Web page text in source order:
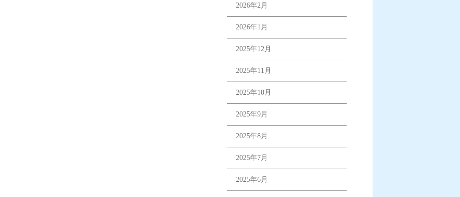
2026年2月
2026年1月
2025年12月
2025年11月
2025年10月
2025年9月
2025年8月
2025年7月
2025年6月